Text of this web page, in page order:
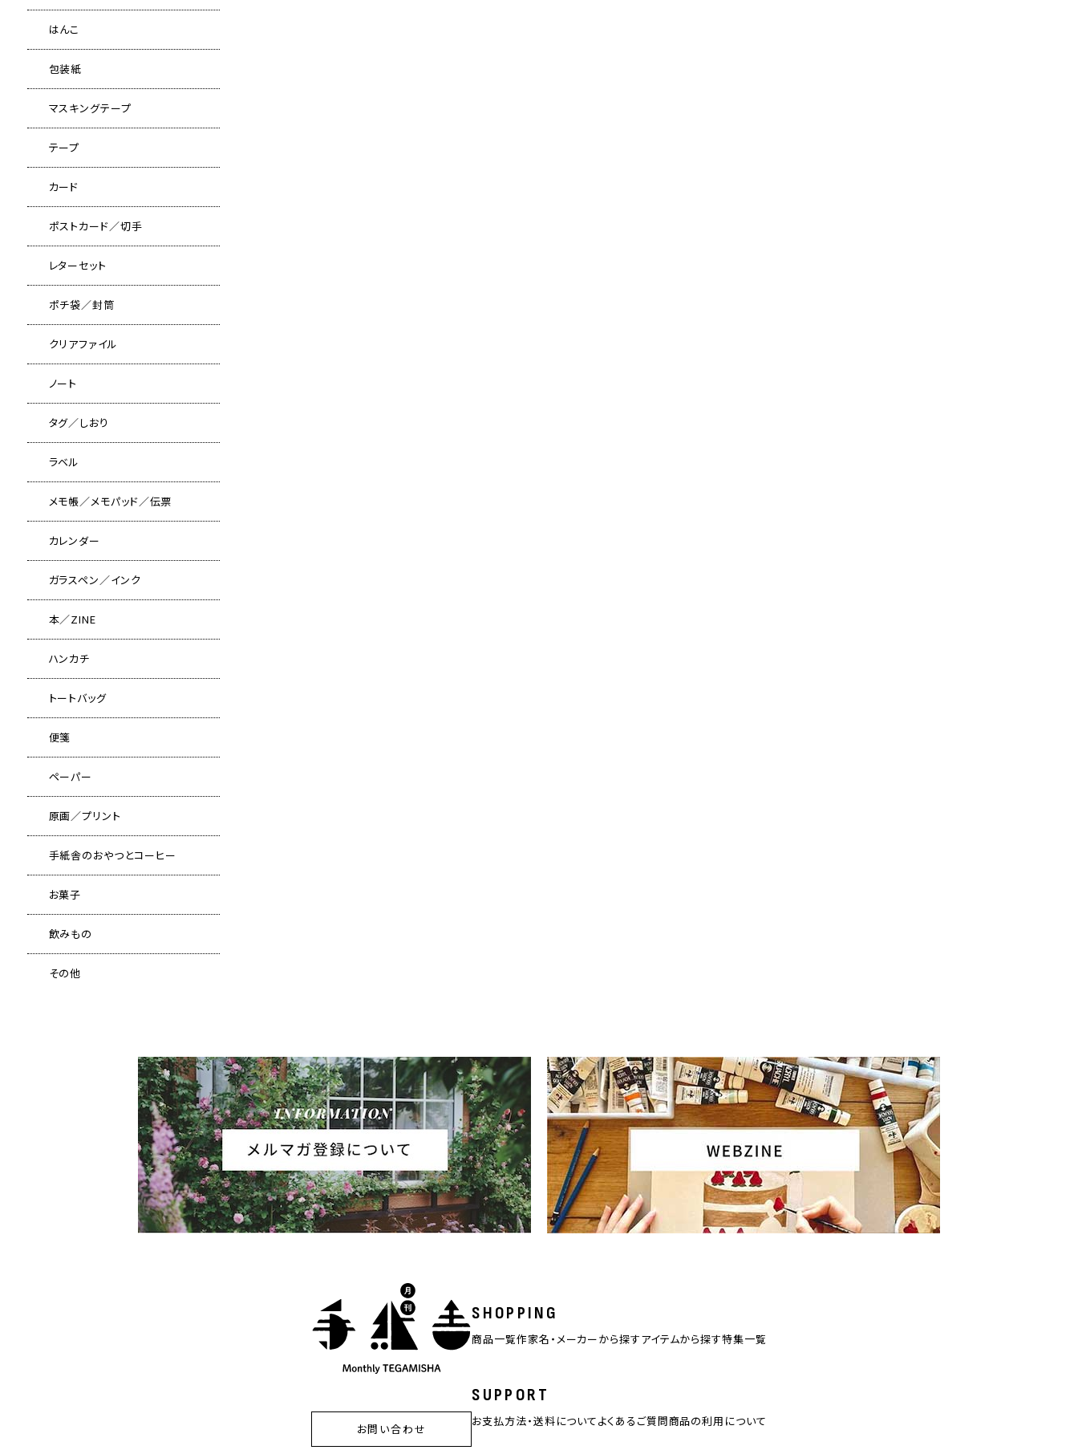
はんこ
包装紙
マスキングテープ
テープ
カード
ポストカード／切手
レターセット
ポチ袋／封筒
クリアファイル
ノート
タグ／しおり
ラベル
メモ帳／メモパッド／伝票
カレンダー
ガラスペン／インク
本／ZINE
ハンカチ
トートバッグ
便箋
ペーパー
原画／プリント
手紙舎のおやつとコーヒー
お菓子
飲みもの
その他
SHOPPING
商品一覧作家名・メーカーから探すアイテムから探す特集一覧
SUPPORT
お支払方法・送料についてよくあるご質問商品の利用について
お問い合わせ